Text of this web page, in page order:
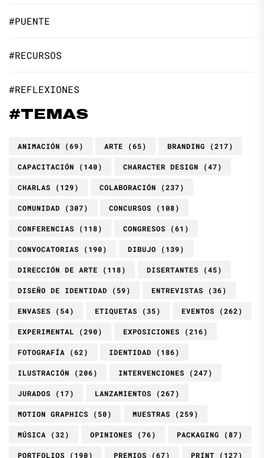
#PUENTE
#RECURSOS
#REFLEXIONES
#TEMAS
ANIMACIÓN (69) ARTE (65) BRANDING (217)
CAPACITACIÓN (140) CHARACTER DESIGN (47)
CHARLAS (129) COLABORACIÓN (237)
COMUNIDAD (307) CONCURSOS (108)
CONFERENCIAS (118) CONGRESOS (61)
CONVOCATORIAS (190) DIBUJO (139)
DIRECCIÓN DE ARTE (118) DISERTANTES (45)
DISEÑO DE IDENTIDAD (59) ENTREVISTAS (36)
ENVASES (54) ETIQUETAS (35) EVENTOS (262)
EXPERIMENTAL (290) EXPOSICIONES (216)
FOTOGRAFÍA (62) IDENTIDAD (186)
ILUSTRACIÓN (206) INTERVENCIONES (247)
JURADOS (17) LANZAMIENTOS (267)
MOTION GRAPHICS (50) MUESTRAS (259)
MÚSICA (32) OPINIONES (76) PACKAGING (87)
PORTFOLIOS (190) PREMIOS (67) PRINT (127)